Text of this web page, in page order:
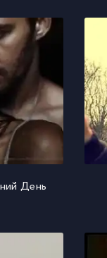
День